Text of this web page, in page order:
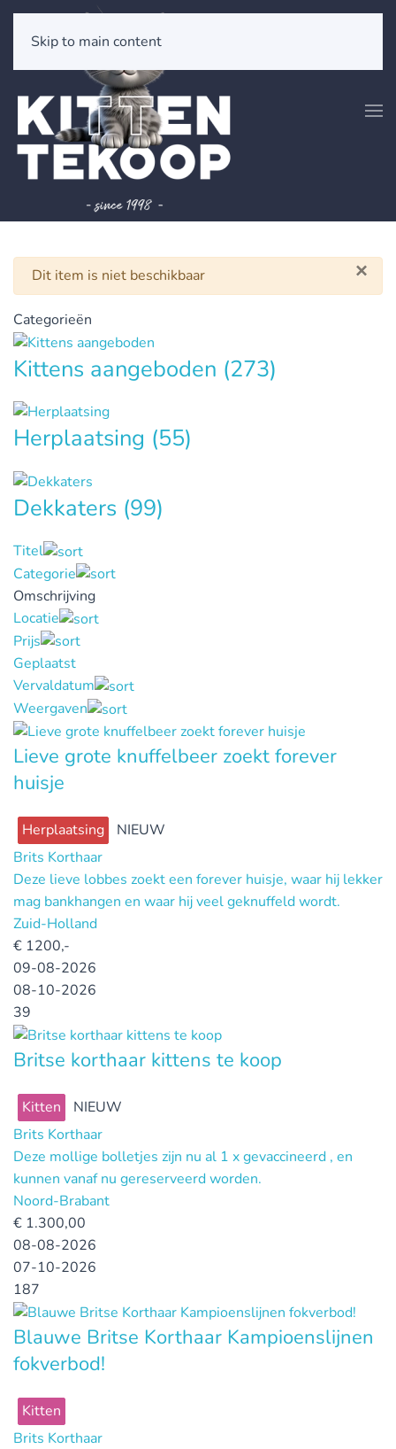
Skip to main content
×
Waarschuwing
Dit item is niet beschikbaar
Categorieën
Kittens aangeboden (273)
Herplaatsing (55)
Dekkaters (99)
Titel
Categorie
Omschrijving
Locatie
Prijs
Geplaatst
Vervaldatum
Weergaven
Lieve grote knuffelbeer zoekt forever
huisje
Herplaatsing
NIEUW
Brits Korthaar
Deze lieve lobbes zoekt een forever huisje, waar hij lekker
mag bankhangen en waar hij veel geknuffeld wordt.
Zuid-Holland
€ 1200,-
09-08-2026
08-10-2026
39
Britse korthaar kittens te koop
Kitten
NIEUW
Brits Korthaar
Deze mollige bolletjes zijn nu al 1 x gevaccineerd , en
kunnen vanaf nu gereserveerd worden.
Noord-Brabant
€ 1.300,00
08-08-2026
07-10-2026
187
Blauwe Britse Korthaar Kampioenslijnen
fokverbod!
Kitten
Brits Korthaar